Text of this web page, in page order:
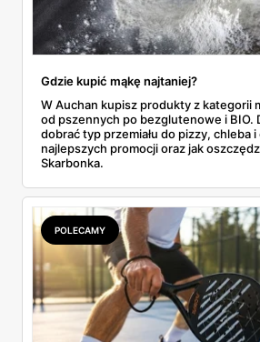
Gdzie kupić mąkę najtaniej?
W Auchan kupisz produkty z kategorii
od pszennych po bezglutenowe i BIO.
dobrać typ przemiału do pizzy, chleba
najlepszych promocji oraz jak
Skarbonka.
POLECAMY